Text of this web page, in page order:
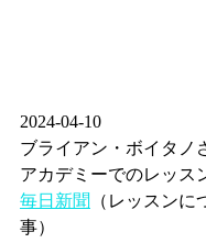
2024-04-10
ブライアン・ボイタノ
アカデミーでのレッス
毎日新聞
（レッスン
事）